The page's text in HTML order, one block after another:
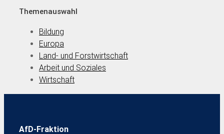
Themenauswahl
Bildung
Europa
Land- und Forstwirtschaft
Arbeit und Soziales
Wirtschaft
AfD-Fraktion